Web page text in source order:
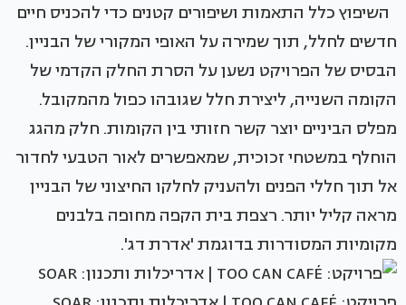
השיפוץ כלל התאמות ושיפורים קטנים כדי להכניס חיים
חדשים לחלל, תוך שמירה על האופי המקורי של הבניין.
הבסיס של הפרויקט נשען על הסרת החלק הקדמי של
הקומה השנייה, ליצירת חלל שגובהו כפול מהמקובל.
מפלס הביניים יוצר קשר חזותי בין הקומות. חלק מהגג
הוחלף במשטחי זכוכית, שמאפשרים לאור הטבעי לחדור
אל תוך חללי הפנים ולהעניק לחלקו החיצוני של הבניין
מראה קליל יותר. רצפת בית הקפה מחופה בלבנים
מקומיות המסודרות בדוגמת 'אדרת דג'.